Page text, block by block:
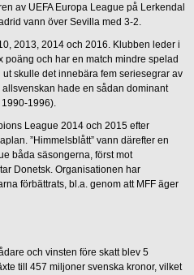
av UEFA Europa League på Lerkendal
vann över Sevilla med 3-2.
2013, 2014 och 2016. Klubben leder i
och har en match mindre spelad
skulle det innebära fem seriesegrar av
hade en sådan dominant
1996).
League 2014 och 2015 efter
”Himmelsblått” vann därefter en
båda säsongerna, först mot
Donetsk. Organisationen har
förbättrats, bl.a. genom att MFF äger
och vinsten före skatt blev 5
till 457 miljoner svenska kronor, vilket